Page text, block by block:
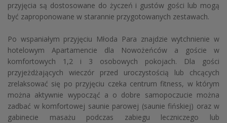
przyjęcia są dostosowane do życzeń i gustów gości lub mogą
być zaproponowane w starannie przygotowanych zestawach.
Po wspaniałym przyjęciu Młoda Para znajdzie wytchnienie w
hotelowym Apartamencie dla Nowożeńców a goście w
komfortowych 1,2 i 3 osobowych pokojach. Dla gości
przyjeżdżających wieczór przed uroczystością lub chcących
zrelaksować się po przyjęciu czeka centrum fitness, w którym
można aktywnie wypocząć a o dobre samopoczucie można
zadbać w komfortowej saunie parowej (saunie fińskiej) oraz w
gabinecie masażu podczas zabiegu leczniczego lub